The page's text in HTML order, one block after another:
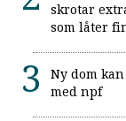
skrotar
som låter
Ny dom
med npf